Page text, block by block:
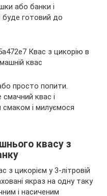
або банки і
буде готовий до
просто попити.
квас і
і милуємося
квасу з
з цикорієм у 3-літровій
якраз на одну таку
і насиченим